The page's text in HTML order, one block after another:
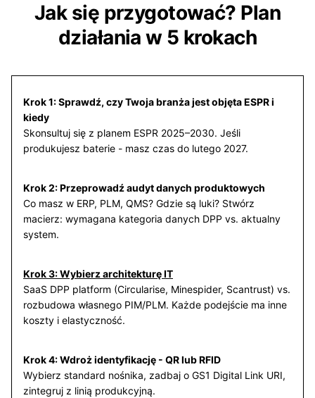
Jak się przygotować? Plan
działania w 5 krokach
Krok 1: Sprawdź, czy Twoja branża jest objęta ESPR i
kiedy
Skonsultuj się z planem ESPR 2025–2030. Jeśli
produkujesz baterie - masz czas do lutego 2027.
Krok 2: Przeprowadź audyt danych produktowych
Co masz w ERP, PLM, QMS? Gdzie są luki? Stwórz
macierz: wymagana kategoria danych DPP vs. aktualny
system.
Krok 3: Wybierz architekturę IT
SaaS DPP platform (Circularise, Minespider, Scantrust) vs.
rozbudowa własnego PIM/PLM. Każde podejście ma inne
koszty i elastyczność.
Krok 4: Wdroż identyfikację - QR lub RFID
Wybierz standard nośnika, zadbaj o GS1 Digital Link URI,
zintegruj z linią produkcyjną.